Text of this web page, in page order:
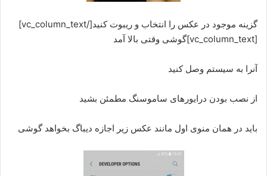
گزینه موجود در عکس را انتخاب و ریبوت کنید[/vc_column_text]
[vc_column_text]گوشی وقتی بالا آمد
آنرا به سیستم وصل کنید
از نصب بودن درایورهای ساموسنگ مطمئن بشید
باید در همان منوی اول مانند عکس زیر اجازه دیباگ بخواهد گوشی